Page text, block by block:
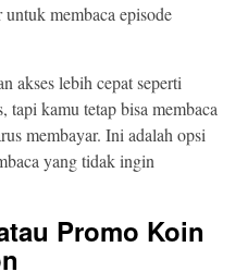
membaca episode
akses lebih cepat seperti
tapi kamu tetap bisa membaca
membayar. Ini adalah opsi
yang tidak ingin
Promo Koin